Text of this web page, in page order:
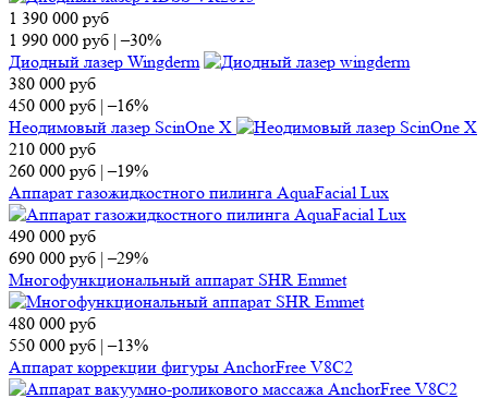
1 390 000 руб
1 990 000 руб |–30%
Диодный лазер Wingderm
380 000 руб
450 000 руб |–16%
Неодимовый лазер ScinOne X
210 000 руб
260 000 руб |–19%
Аппарат газожидкостного пилинга AquaFacial Lux
490 000 руб
690 000 руб |–29%
Многофункциональный аппарат SHR Emmet
480 000 руб
550 000 руб |–13%
Аппарат коррекции фигуры AnchorFree V8C2